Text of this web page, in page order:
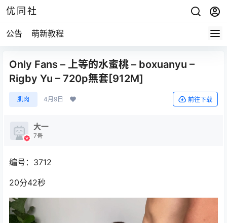
优同社
公告 萌新教程
Only Fans – 上等的水蜜桃 – boxuanyu –
Rigby Yu – 720p無套[912M]
肌肉 4月9日 前往下载
大一
7哥
编号：3712
20分42秒